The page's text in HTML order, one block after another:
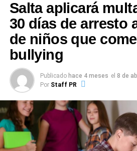
Salta aplicará
30 días de arresto
de niños que
bullying
Publicado hace 4 meses el 8 de
Por Staff PR